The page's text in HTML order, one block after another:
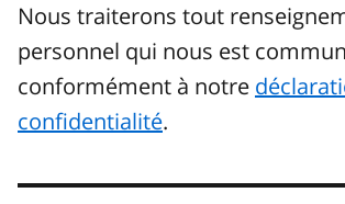
Nous traiterons tout
personnel qui nous est
conformément à notre
confidentialité.